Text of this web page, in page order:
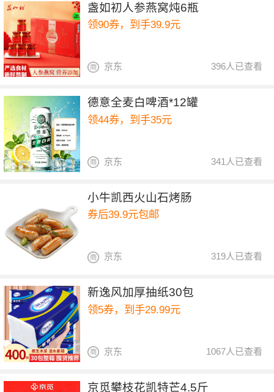
盏如初人参燕窝炖6瓶
领90券，到手39.9元
396人已查看
京东
德意全麦白啤酒*12罐
领44券，到手35元
341人已查看
京东
小牛凯西火山石烤肠
券后39.9元包邮
319人已查看
京东
新逸风加厚抽纸30包
领5券，到手29.99元
1067人已查看
京东
京觅攀枝花凯特芒4.5斤